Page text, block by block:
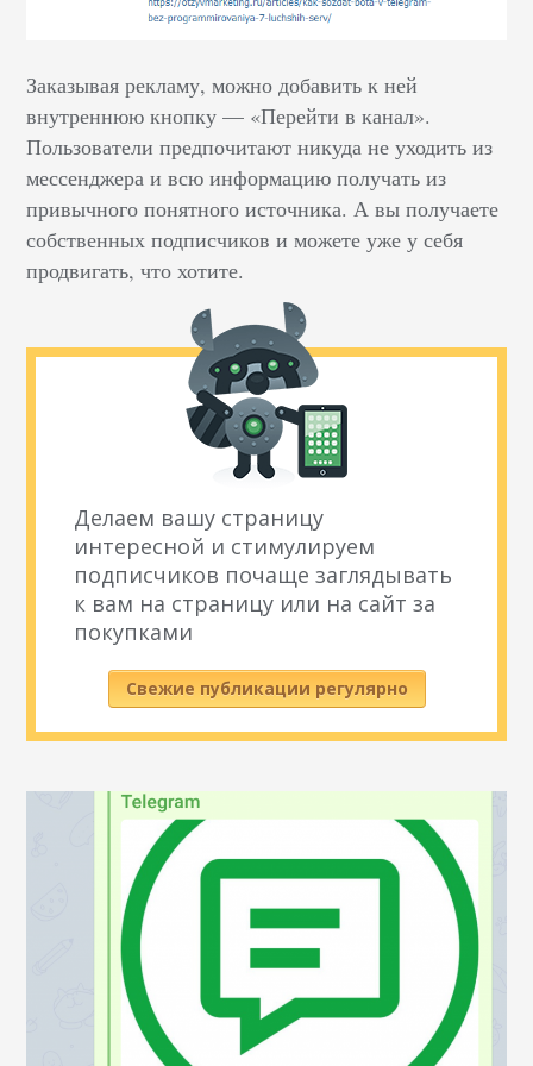
Заказывая рекламу, можно добавить к ней
внутреннюю кнопку — «Перейти в канал».
Пользователи предпочитают никуда не уходить из
мессенджера и всю информацию получать из
привычного понятного источника. А вы получаете
собственных подписчиков и можете уже у себя
продвигать, что хотите.
Делаем вашу страницу
интересной и стимулируем
подписчиков почаще заглядывать
к вам на страницу или на сайт за
покупками
Свежие публикации регулярно